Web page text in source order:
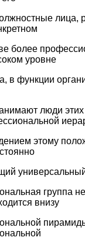
лица,
более
уровне
в функции
люди
этому
группа
внизу